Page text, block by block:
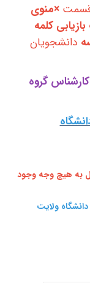
قسمت ×منوی
کلمه
دانشجویان
گروه
به هیچ وجه وجود
ولایت